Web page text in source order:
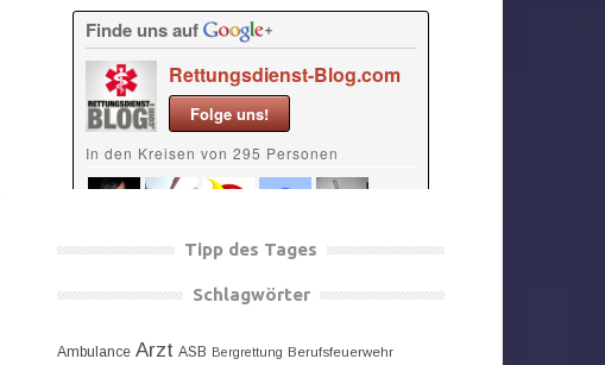
Tipp des Tages
Schlagwörter
Ambulance Arzt ASB Bergrettung Berufsfeuerwehr